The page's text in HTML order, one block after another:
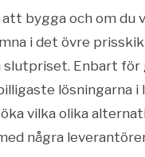
bygga och om
i det övre
slutpriset. Enbart
lösningarna
vilka olika
några